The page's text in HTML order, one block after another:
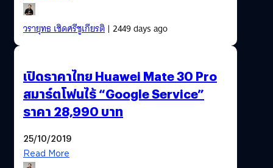
วรายุทธ เชิดศรีชูเกียรติ| 2449 days ago
เปิดราคาไทย Huawei Mate 30 Pro
สมาร์ตโฟนไร้ “Google Service”
ราคา 28,990 บาท
25/10/2019
Read More